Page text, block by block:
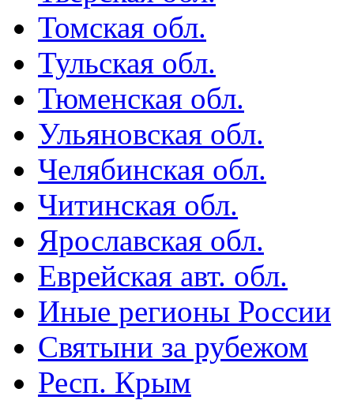
Томская обл.
Тульская обл.
Тюменская обл.
Ульяновская обл.
Челябинская обл.
Читинская обл.
Ярославская обл.
Еврейская авт. обл.
Иные регионы России
Святыни за рубежом
Респ. Крым